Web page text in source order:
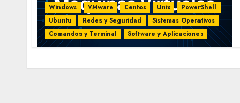
Windows
VMware Centos Unix
PowerShell
Ubuntu
Redes y Seguridad
Sistemas Operativos
Comandos y Terminal
Software y Aplicaciones